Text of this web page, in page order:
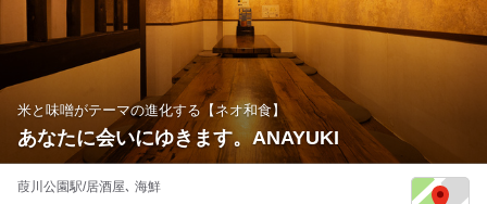
米と味噌がテーマの進化する【ネオ和食】
あなたに会いにゆきます。ANAYUKI
葭川公園駅/居酒屋､ 海鮮